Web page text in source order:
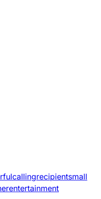
callingrecipientsmall
entertainment